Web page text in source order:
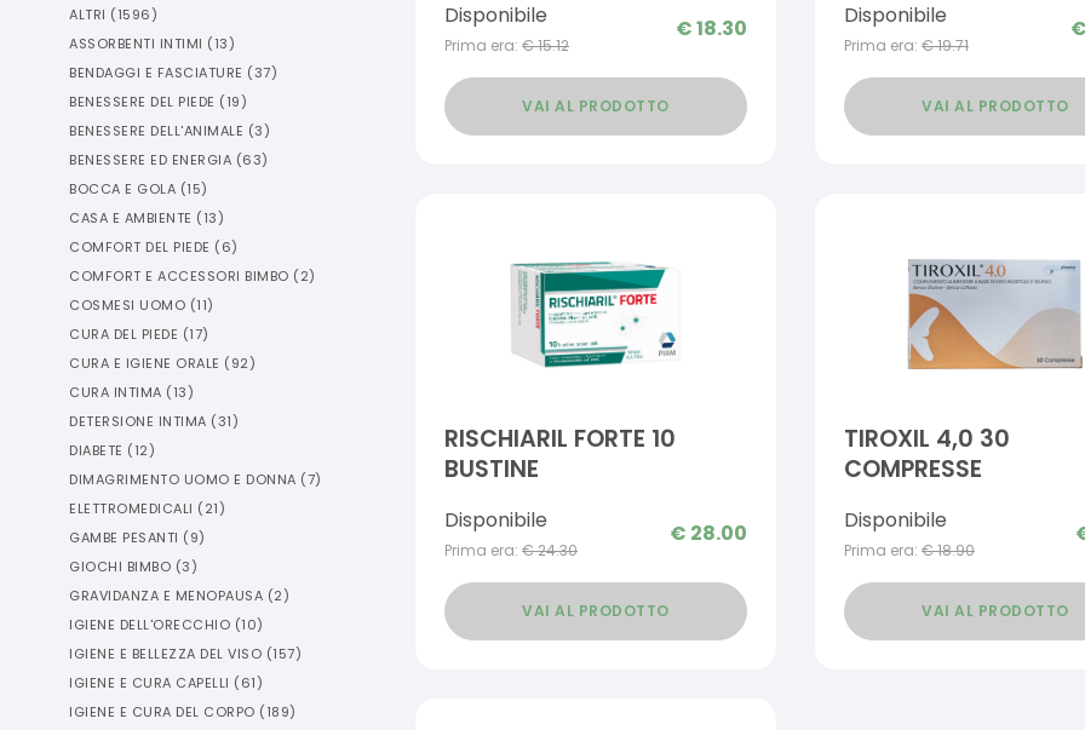
ALTRI (1596)
ASSORBENTI INTIMI (13)
BENDAGGI E FASCIATURE (37)
BENESSERE DEL PIEDE (19)
BENESSERE DELL'ANIMALE (3)
BENESSERE ED ENERGIA (63)
BOCCA E GOLA (15)
CASA E AMBIENTE (13)
COMFORT DEL PIEDE (6)
COMFORT E ACCESSORI BIMBO (2)
COSMESI UOMO (11)
CURA DEL PIEDE (17)
CURA E IGIENE ORALE (92)
CURA INTIMA (13)
DETERSIONE INTIMA (31)
DIABETE (12)
DIMAGRIMENTO UOMO E DONNA (7)
ELETTROMEDICALI (21)
GAMBE PESANTI (9)
GIOCHI BIMBO (3)
GRAVIDANZA E MENOPAUSA (2)
IGIENE DELL'ORECCHIO (10)
IGIENE E BELLEZZA DEL VISO (157)
IGIENE E CURA CAPELLI (61)
IGIENE E CURA DEL CORPO (189)
Disponibile
Prima era: €15.12
€18.30
VAI AL PRODOTTO
Disponibile
Prima era: €19.71
€
VAI AL PRODOTTO
RISCHIARIL FORTE 10
BUSTINE
Disponibile
Prima era: €24.30
€ 28.00
VAI AL PRODOTTO
TIROXIL 4,0 30
COMPRESSE
Disponibile
Prima era: €18.90
VAI AL PRODOTTO